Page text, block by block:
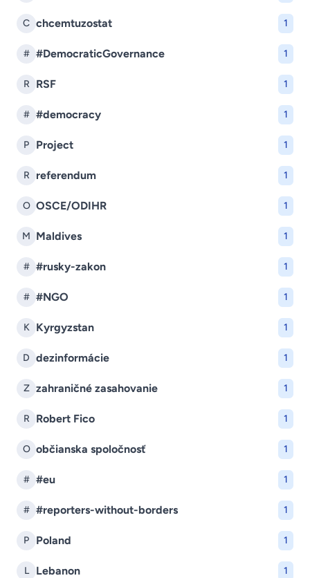
C chcemtuzostat 1
# #DemocraticGovernance 1
R RSF 1
# #democracy 1
P Project 1
R referendum 1
O OSCE/ODIHR 1
M Maldives 1
# #rusky-zakon 1
# #NGO 1
K Kyrgyzstan 1
D dezinformácie 1
Z zahraničné zasahovanie 1
R Robert Fico 1
O občianska spoločnosť 1
# #eu 1
# #reporters-without-borders 1
P Poland 1
L Lebanon 1